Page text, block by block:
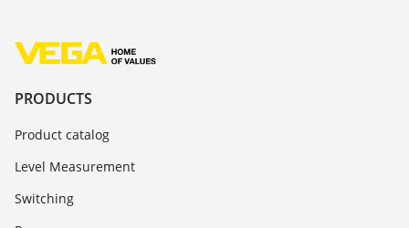
PRODUCTS
Product catalog
Level Measurement
Switching